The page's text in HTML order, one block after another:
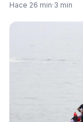
Hace 26 min·3 min